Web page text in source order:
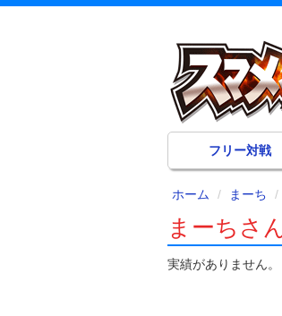
フリー対戦
ホーム まーち
まーちさ
実績がありません。